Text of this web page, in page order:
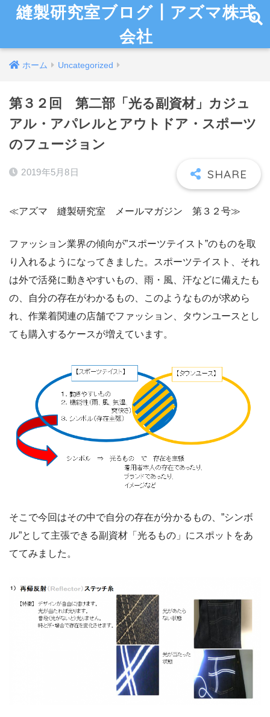
縫製研究室ブログ┃アズマ株式
会社
ホーム Uncategorized
第３２回 第二部「光る副資材」カジュ
アル・アパレルとアウトドア・スポーツ
のフュージョン
2019年5月8日
≪アズマ 縫製研究室 メールマガジン 第３２号≫
ファッション業界の傾向が”スポーツテイスト”のものを取
り入れるようになってきました。スポーツテイスト、それ
は外で活発に動きやすいもの、雨・風、汗などに備えたも
の、自分の存在がわかるもの、このようなものが求めら
れ、作業着関連の店舗でファッション、タウンユースとし
ても購入するケースが増えています。
そこで今回はその中で自分の存在が分かるもの、”シンボ
ル”として主張できる副資材「光るもの」にスポットをあ
ててみました。